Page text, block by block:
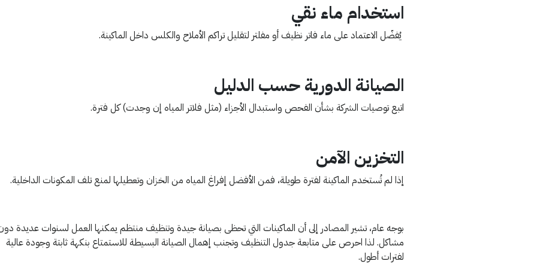
استخدام ماء نقي
يُفضّل الاعتماد على ماء فاتر نظيف أو مفلتر لتقليل تراكم الأملاح والكلس داخل الماكينة.
الصيانة الدورية حسب الدليل
اتبع توصيات الشركة بشأن الفحص واستبدال الأجزاء (مثل فلاتر المياه إن وجدت) كل فترة.
التخزين الآمن
إذا لم تُستخدم الماكينة لفترة طويلة، فمن الأفضل إفراغ المياه من الخزان وتعطيلها لمنع تلف المكونات الداخلية.
بوجه عام، تشير المصادر إلى أن الماكينات التي تحظى بصيانة جيدة وتنظيف منتظم يمكنها العمل لسنوات عديدة
مشاكل. لذا احرص على متابعة جدول التنظيف وتجنب إهمال الصيانة البسيطة للاستمتاع بنكهة ثابتة وجودة عالية
لفترات أطول.